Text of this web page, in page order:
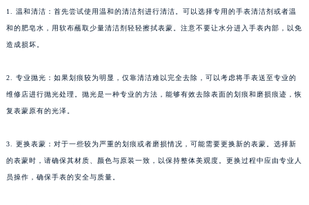
1. 温和清洁：首先尝试使用温和的清洁剂进行清洁。可以选择专用的手表清洁剂或者温
和的肥皂水，用软布蘸取少量清洁剂轻轻擦拭表蒙。注意不要让水分进入手表内部，以免
造成损坏。
2. 专业抛光：如果划痕较为明显，仅靠清洁难以完全去除，可以考虑将手表送至专业的
维修店进行抛光处理。抛光是一种专业的方法，能够有效去除表面的划痕和磨损痕迹，恢
复表蒙原有的光泽。
3. 更换表蒙：对于一些较为严重的划痕或者磨损情况，可能需要更换新的表蒙。选择新
的表蒙时，请确保其材质、颜色与原装一致，以保持整体美观度。更换过程中应由专业人
员操作，确保手表的安全与质量。